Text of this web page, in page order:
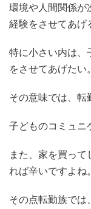
環境や人間関係が
経験をさせてあげ
特に小さい内は、
をさせてあげたい。
その意味では、転
子どものコミュニ
また、家を買っ
れば辛いですよね。
その点転勤族では